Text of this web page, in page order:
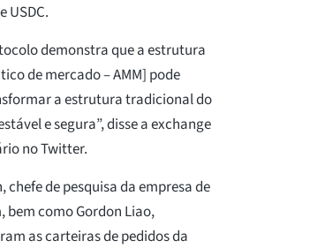
USDC.
demonstra que a estrutura
de mercado – AMM] pode
a estrutura tradicional do
e segura”, disse a exchange
no Twitter.
de pesquisa da empresa de
como Gordon Liao,
as carteiras de pedidos da